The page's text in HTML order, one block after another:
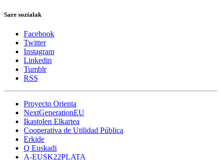
Sare sozialak
Facebook
Twitter
Instagram
Linkedin
Tumblr
RSS
Proyecto Orienta
NextGenerationEU
Ikastolen Elkartea
Cooperativa de Utilidad Pública
Erkide
Q Euskadi
A-EUSK22PLATA